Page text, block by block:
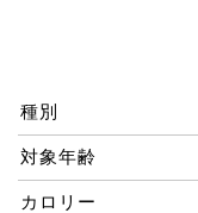
種別
対象年齢
カロリー